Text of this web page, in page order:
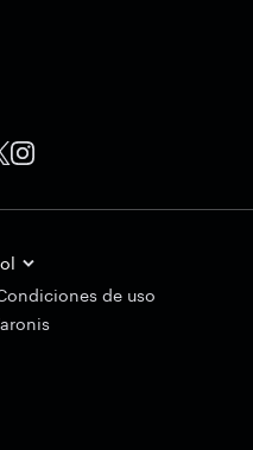
de uso